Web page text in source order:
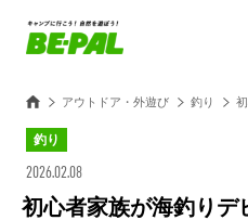
アウトドア・外遊び 釣り
釣り
2026.02.08
初心者家族が海釣りデ